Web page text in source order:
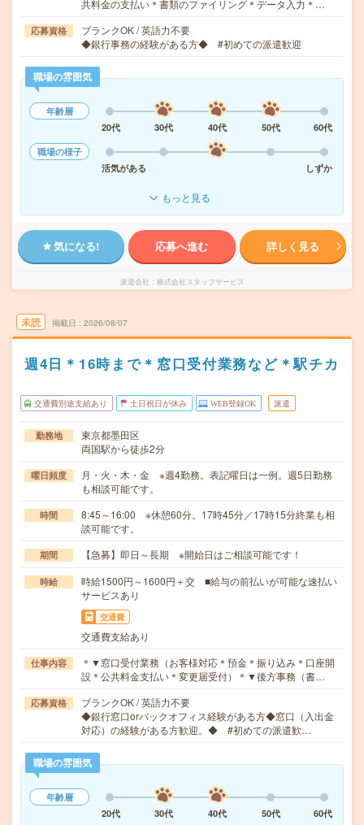
共料金の支払い＊書類のファイリング＊データ入力＊…
応募資格
ブランクOK / 英語力不要
◆銀行事務の経験がある方◆ #初めての派遣歓迎
職場の雰囲気
年齢層
20代
30代 40代 50代
60代
職場の様子
活気がある
しずか
もっと見る
気になる! 応募へ進む 詳しく見る
派遣会社 株式会社スタッフサービス
未読 掲載日 2026/08/07
週4日＊16時まで＊窓口受付業務など＊駅チカ
交通費別途支給あり 土日祝日が休み WEB登録OK 派遣
勤務地
東京都墨田区
両国駅から徒歩2分
曜日頻度
月・火・木・金 ※週4勤務。表記曜日は一例。週5日勤務
も相談可能です。
時間
8:45～16:00 ※休憩60分。17時45分／17時15分終業も相
談可能です。
期間 【急募】即日～長期 ※開始日はご相談可能です！
時給
時給1500円～1600円＋交 ■給与の前払いが可能な速払い
サービスあり
交通費
交通費支給あり
仕事内容
＊▼窓口受付業務（お客様対応＊預金＊振り込み＊口座開
設＊公共料金支払い＊変更届受付）＊▼後方事務（書…
応募資格
ブランクOK / 英語力不要
◆銀行窓口orバックオフィス経験がある方◆窓口（入出金
対応）の経験がある方歓迎。◆ #初めての派遣歓…
職場の雰囲気
年齢層
20代
30代 40代 50代
60代